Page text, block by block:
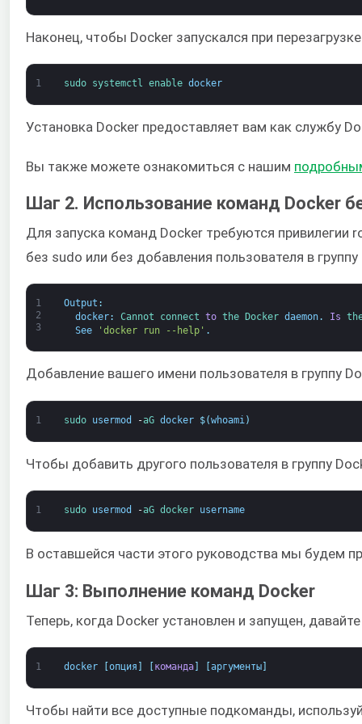
Наконец, чтобы Docker запускался при
1 sudo systemctl enable docker
Установка Docker предоставляет вам как службу
Вы также можете ознакомиться с нашим
Шаг 2. Использование команд Docker
Для запуска команд Docker требуются привилегии
без sudo или без добавления пользователя в
1
2
3
Output :
docker: Cannot connect to the Docker daemon. Is
See
'docker run --help' .
Добавление вашего имени пользователя в группу
1 sudo usermod -aG docker $(whoami)
Чтобы добавить другого пользователя в группу
1 sudo usermod -aG docker username
В оставшейся части этого руководства мы будем
Шаг 3: Выполнение команд Docker
Теперь, когда Docker установлен и запущен,
1 docker опция команда] аргументы]
Чтобы найти все доступные подкоманды,